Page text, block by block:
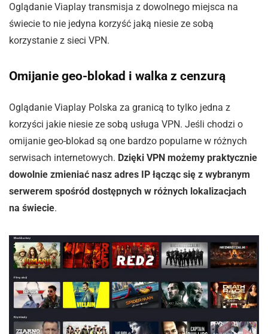
Oglądanie Viaplay transmisja z dowolnego miejsca na
świecie to nie jedyna korzyść jaką niesie ze sobą
korzystanie z sieci VPN.
Omijanie geo-blokad i walka z cenzurą
Oglądanie Viaplay Polska za granicą to tylko jedna z
korzyści jakie niesie ze sobą usługa VPN. Jeśli chodzi o
omijanie geo-blokad są one bardzo popularne w różnych
serwisach internetowych. Dzięki VPN możemy praktycznie
dowolnie zmieniać nasz adres IP łącząc się z wybranym
serwerem spośród dostępnych w różnych lokalizacjach
na świecie.